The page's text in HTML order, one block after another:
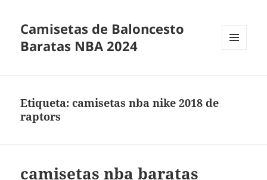
Camisetas de Baloncesto
Baratas NBA 2024
Etiqueta:camisetas nba nike 2018 de
raptors
camisetas nba baratas